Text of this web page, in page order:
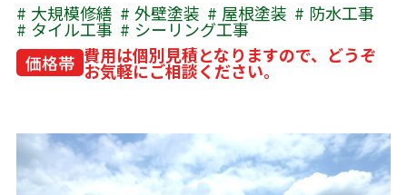
大規模修繕 外壁塗装 屋根塗装 防水工事
タイル工事
シーリング工事
価格帯 費用は個別見積となりますので、どうぞ
お気軽にご相談ください。